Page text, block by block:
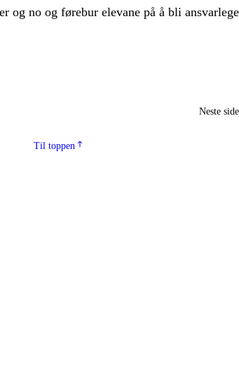
og no og førebur elevane på å bli ansvarlege
Neste side
Til toppen